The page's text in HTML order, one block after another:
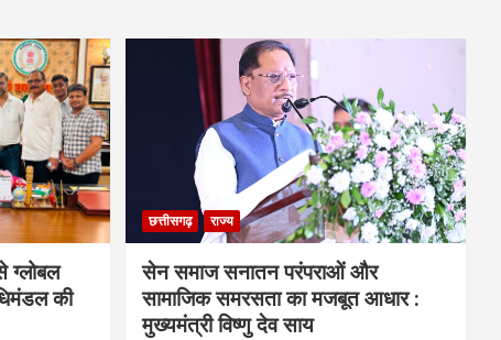
ग्लोबल
की
छत्तीसगढ़ राज्य
सेन समाज सनातन परंपराओं और
सामाजिक समरसता का मजबूत आधार :
मुख्यमंत्री विष्णु देव साय